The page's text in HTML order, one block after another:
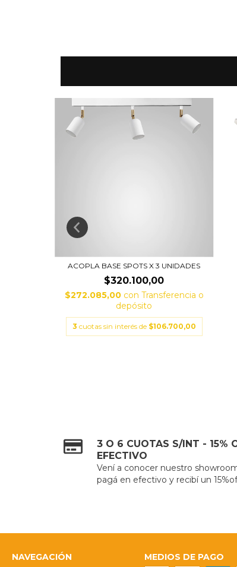
ACOPLA BASE SPOTS X 3 UNIDADES
$320.100,00
$272.085,00 con Transferencia o
depósito
3 cuotas sin interés de $106.700,00
3 O 6 CUOTAS S/INT - 15%
EFECTIVO
Vení a conocer nuestro
pagá en efectivo y recibí un
NAVEGACIÓN
MEDIOS DE PAGO